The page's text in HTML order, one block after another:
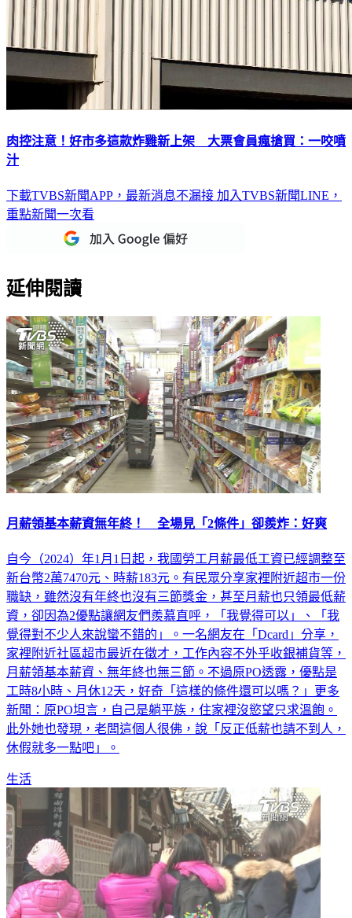
肉控注意！好市多這款炸雞新上架 大票會員瘋搶買：一咬噴
汁
下載TVBS新聞APP，最新消息不漏接 加入TVBS新聞LINE，
重點新聞一次看
延伸閱讀
月薪領基本薪資無年終！ 全場見「2條件」卻羨炸：好爽
自今（2024）年1月1日起，我國勞工月薪最低工資已經調整至
新台幣2萬7470元、時薪183元。有民眾分享家裡附近超市一份
職缺，雖然沒有年終也沒有三節獎金，甚至月薪也只領最低薪
資，卻因為2優點讓網友們羨慕直呼，「我覺得可以」、「我
覺得對不少人來說蠻不錯的」。一名網友在「Dcard」分享，
家裡附近社區超市最近在徵才，工作內容不外乎收銀補貨等，
月薪領基本薪資、無年終也無三節。不過原PO透露，優點是
工時8小時、月休12天，好奇「這樣的條件還可以嗎？」更多
新聞：原PO坦言，自己是躺平族，住家裡沒慾望只求溫飽。
此外她也發現，老闆這個人很佛，說「反正低薪也請不到人，
休假就多一點吧」。
生活